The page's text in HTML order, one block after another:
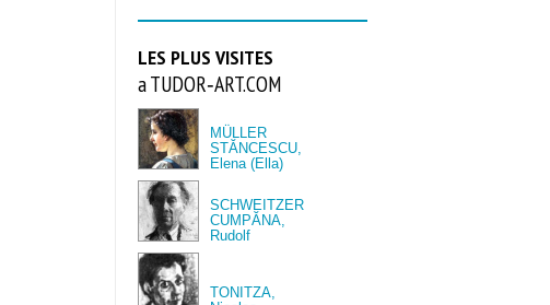
LES PLUS VISITES
a TUDOR‑ART.COM
MÜLLER
STĂNCESCU,
Elena (Ella)
SCHWEITZER
CUMPĂNA,
Rudolf
TONITZA,